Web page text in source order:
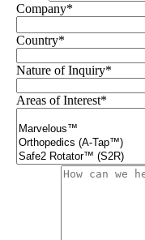
Company*
Country*
Nature of Inquiry*
Areas of Interest*